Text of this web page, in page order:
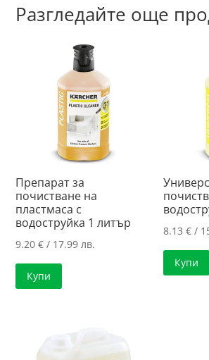
Разгледайте още
Препарат за
почистване на
пластмаса с
водоструйка 1 литър
9.20€ / 17.99 лв.
Купи
8.13€ /
Купи